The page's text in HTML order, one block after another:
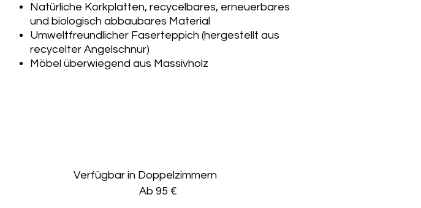
Natürliche Korkplatten, recycelbares, erneuerbares
und biologisch abbaubares Material
Umweltfreundlicher Faserteppich (hergestellt aus
recycelter Angelschnur)
Möbel überwiegend aus Massivholz
Verfügbar in Doppelzimmern
Ab 95 €